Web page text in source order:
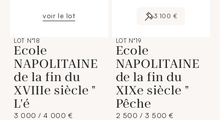
voir le lot
LOT N°18
Ecole
NAPOLITAINE
de la fin du
XVIIIe siècle "
L'é
3 000 / 4 000 €
3 100 €
LOT N°19
Ecole
NAPOLITAINE
de la fin du
XIXe siècle "
Pêche
2 500 / 3 500 €